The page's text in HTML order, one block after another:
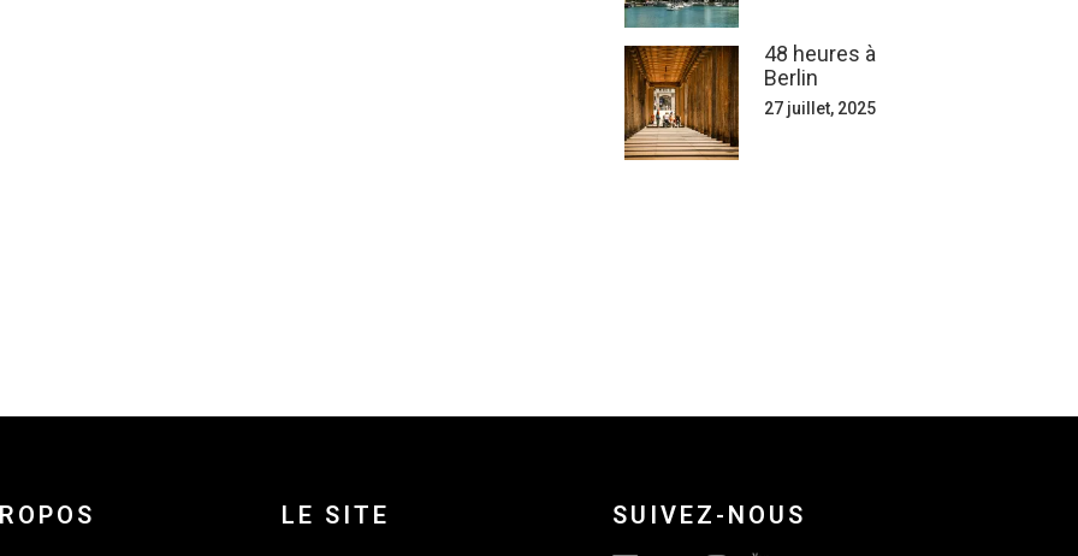
48 heures à
Berlin
27 juillet, 2025
LE SITE SUIVEZ-NOUS